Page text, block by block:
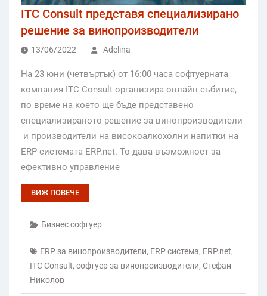
ITC Consult представя специализирано
решение за винопроизводители
13/06/2022 Adelina
На 23 юни (четвъртък) от 16:00 часа софтуерната
компания ITC Consult организира онлайн събитие,
по време на което ще бъде представено
специализираното решение за винопроизводители
и производители на високоалкохолни напитки на
ERP системата ERP.net. То дава възможност за
ефективно управление
ВИЖ ПОВЕЧЕ
Бизнес софтуер
ERP за винопроизводители, ERP система, ERP.net,
ITC Consult, софтуер за винопроизводители, Стефан
Николов